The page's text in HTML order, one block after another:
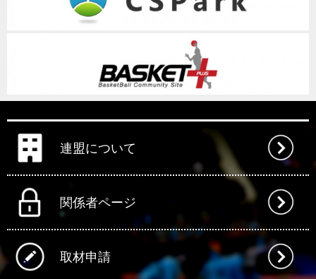
連盟について
関係者ページ
取材申請